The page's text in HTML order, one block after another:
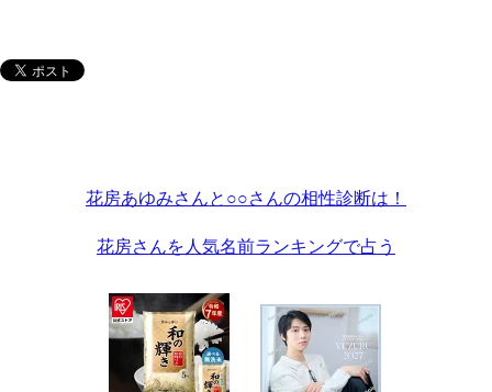
花房あゆみさんと○○さんの相性診断は！
花房さんを人気名前ランキングで占う